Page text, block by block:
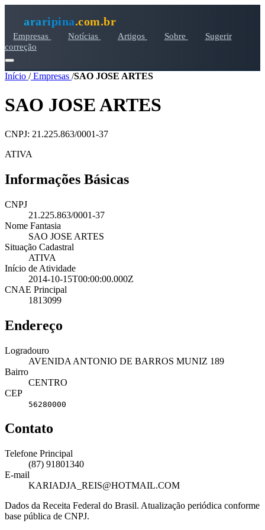
araripina.com.br
Empresas Notícias Artigos Sobre
Sugerir
correção
Início /Empresas /SAO JOSE ARTES
SAO JOSE ARTES
CNPJ: 21.225.863/0001-37
ATIVA
Informações Básicas
CNPJ
21.225.863/0001-37
Nome Fantasia
SAO JOSE ARTES
Situação Cadastral
ATIVA
Início de Atividade
2014-10-15T00:00:00.000Z
CNAE Principal
1813099
Endereço
Logradouro
AVENIDA ANTONIO DE BARROS MUNIZ 189
Bairro
CENTRO
CEP
56280000
Contato
Telefone Principal
(87) 91801340
E-mail
KARIADJA_REIS@HOTMAIL.COM
Dados da Receita Federal do Brasil. Atualização periódica conforme
base pública de CNPJ.